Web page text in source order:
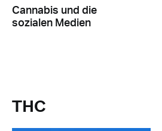
Cannabis und die
sozialen Medien
THC